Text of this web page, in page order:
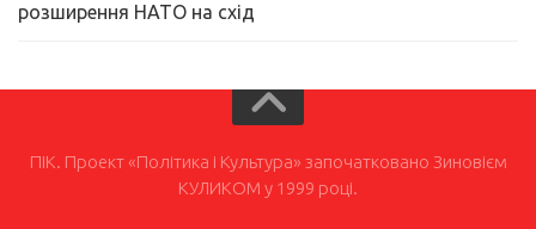
розширення НАТО на схід
ПІК. Проект «Політика і Культура» започатковано Зиновієм
КУЛИКОМ у 1999 році.